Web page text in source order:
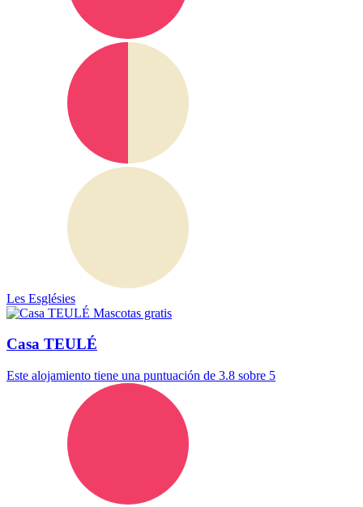
Les Esglésies
Mascotas gratis
Casa TEULÉ
Este alojamiento tiene una puntuación de 3.8 sobre 5